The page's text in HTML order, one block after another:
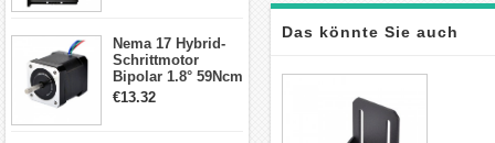
Schrittmotor
Nema 17 Hybrid-
Schrittmotor
Bipolar 1.8° 59Ncm
2A 4 Drähte mit 1m
€13.32
Das könnte Sie auch
interessieren